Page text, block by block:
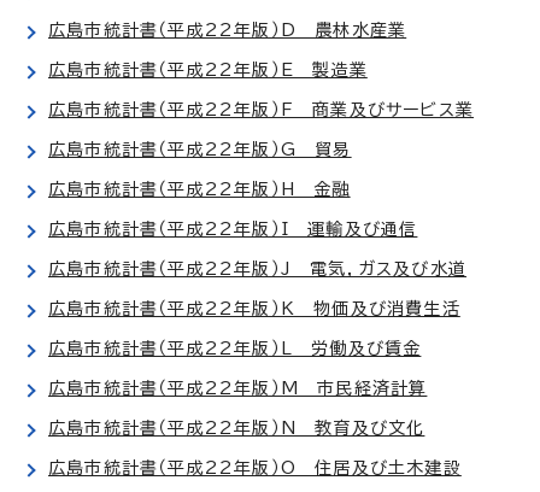
広島市統計書（平成22年版）D 農林水産業
広島市統計書（平成22年版）E 製造業
広島市統計書（平成22年版）F 商業及びサービス業
広島市統計書（平成22年版）G 貿易
広島市統計書（平成22年版）H 金融
広島市統計書（平成22年版）I 運輸及び通信
広島市統計書（平成22年版）J 電気，ガス及び水道
広島市統計書（平成22年版）K 物価及び消費生活
広島市統計書（平成22年版）L 労働及び賃金
広島市統計書（平成22年版）M 市民経済計算
広島市統計書（平成22年版）N 教育及び文化
広島市統計書（平成22年版）O 住居及び土木建設